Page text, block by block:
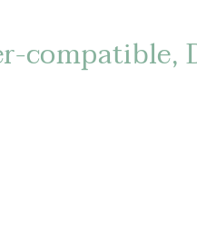
compatible,